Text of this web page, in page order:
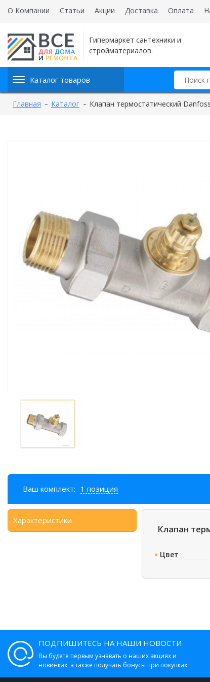
О Компании Статьи Акции Доставка Оплата
Гипермаркет сантехники и
стройматериалов.
Каталог товаров
Главная Каталог Клапан термостатический
Ваш комплект: 1 позиция
Характеристики
Клапан
Цвет
ПОДПИШИТЕСЬ НА НАШИ НОВОСТИ
Вы будете первым узнавать о наших акциях и
новинках, а также получать бонусы при покупках.